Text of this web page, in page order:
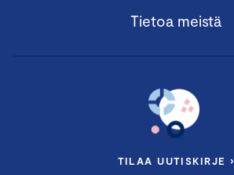
Tietoa meistä
TILAA UUTISKIRJE ›